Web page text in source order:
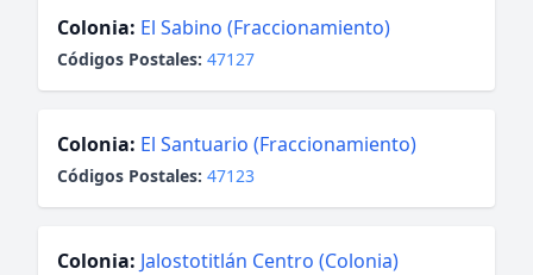
Colonia: El Sabino (Fraccionamiento)
Códigos Postales: 47127
Colonia: El Santuario (Fraccionamiento)
Códigos Postales: 47123
Colonia: Jalostotitlán Centro (Colonia)